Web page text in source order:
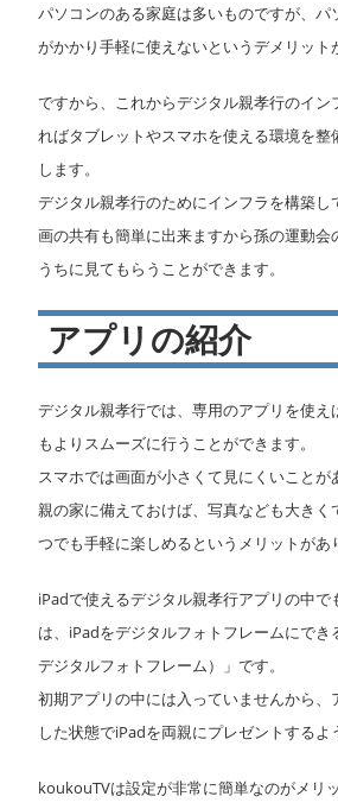
パソコンのある家庭は多いものですが、パ
がかかり手軽に使えないというデメリット
ですから、これからデジタル親孝行のイン
ればタブレットやスマホを使える環境を整
します。
デジタル親孝行のためにインフラを構築し
画の共有も簡単に出来ますから孫の運動会
うちに見てもらうことができます。
アプリの紹介
デジタル親孝行では、専用のアプリを使え
もよりスムーズに行うことができます。
スマホでは画面が小さくて見にくいことが
親の家に備えておけば、写真なども大きく
つでも手軽に楽しめるというメリットがあ
iPadで使えるデジタル親孝行アプリの中で
は、iPadをデジタルフォトフレームにで
デジタルフォトフレーム）」です。
初期アプリの中には入っていませんから、
した状態でiPadを両親にプレゼントするよ
koukouTVは設定が非常に簡単なのがメリ